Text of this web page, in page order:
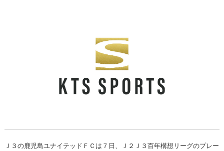
Ｊ３の鹿児島ユナイテッドＦＣは７日、Ｊ２Ｊ３百年構想リーグのプレー